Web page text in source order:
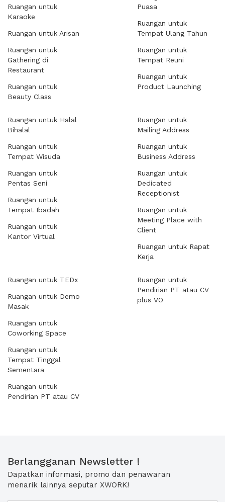
Ruangan untuk
Karaoke
Ruangan untuk Arisan
Ruangan untuk
Gathering di
Restaurant
Ruangan untuk
Beauty Class
Puasa
Ruangan untuk
Tempat Ulang Tahun
Ruangan untuk
Tempat Reuni
Ruangan untuk
Product Launching
Ruangan untuk Halal
Bihalal
Ruangan untuk
Tempat Wisuda
Ruangan untuk
Pentas Seni
Ruangan untuk
Tempat Ibadah
Ruangan untuk
Kantor Virtual
Ruangan untuk
Mailing Address
Ruangan untuk
Business Address
Ruangan untuk
Dedicated
Receptionist
Ruangan untuk
Meeting Place with
Client
Ruangan untuk Rapat
Kerja
Ruangan untuk TEDx
Ruangan untuk Demo
Masak
Ruangan untuk
Coworking Space
Ruangan untuk
Tempat Tinggal
Sementara
Ruangan untuk
Pendirian PT atau CV
Ruangan untuk
Pendirian PT atau CV
plus VO
Berlangganan Newsletter !
Dapatkan informasi, promo dan penawaran
menarik lainnya seputar XWORK!